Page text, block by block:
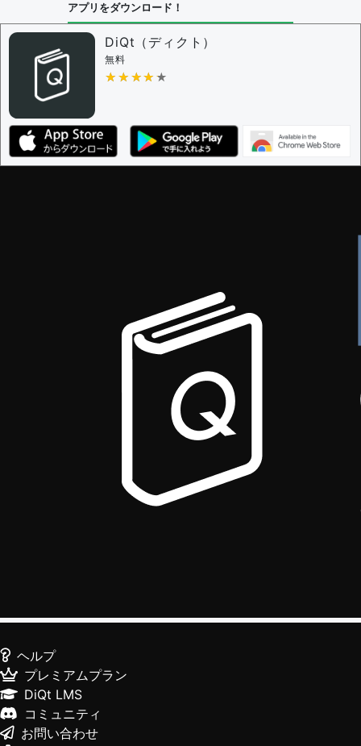
問題の編集権限を持つユーザー -
審査に対する投票権限を持つユーザー -
ザー
決定に必要な投票数 -
編集ガイドライン
アプリをダウンロード！
DiQt（ディクト）
無料
★★★★★
★★★★★
ヘルプ
プレミアムプラン
DiQt LMS
コミュニティ
お問い合わせ